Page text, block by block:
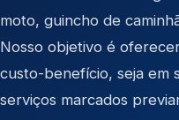
moto, guincho de
Nosso objetivo é
custo-benefício, seja em
serviços marcados